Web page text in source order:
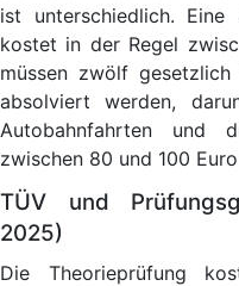
ist unterschiedlich.
kostet in der Regel
müssen zwölf
absolviert werden,
Autobahnfahrten und
zwischen 80 und 100
TÜV und
2025)
Die Theorieprüfung